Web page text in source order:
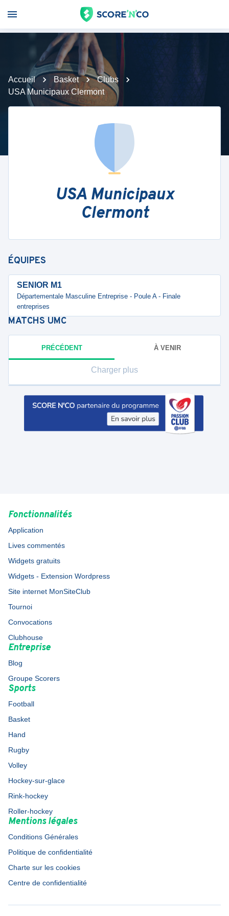
Accueil Basket
Clubs
USA Municipaux Clermont
USA Municipaux
Clermont
ÉQUIPES
SENIOR M1
Départementale Masculine Entreprise - Poule A - Finale
entreprises
MATCHS UMC
PRÉCÉDENT À VENIR
Charger plus
Fonctionnalités
Application
Lives commentés
Widgets gratuits
Widgets - Extension Wordpress
Site internet MonSiteClub
Tournoi
Convocations
Clubhouse
Entreprise
Blog
Groupe Scorers
Sports
Football
Basket
Hand
Rugby
Volley
Hockey-sur-glace
Rink-hockey
Roller-hockey
Mentions légales
Conditions Générales
Politique de confidentialité
Charte sur les cookies
Centre de confidentialité